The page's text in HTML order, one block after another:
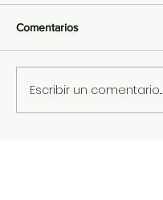
Comentarios
Escribir un comentario...